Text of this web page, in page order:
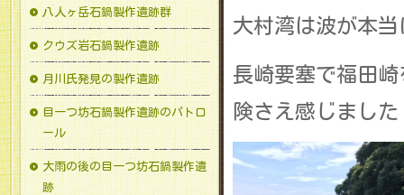
大村湾は波が本
長崎要塞で福田
険さえ感じまし
八人ヶ岳石鍋製作遺跡群
クウズ岩石鍋製作遺跡
月川氏発見の製作遺跡
目一つ坊石鍋製作遺跡のパトロ
ール
大雨の後の目一つ坊石鍋製作遺
跡